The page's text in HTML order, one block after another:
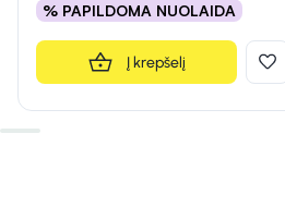
% PAPILDOMA NUOLAIDA
Į krepšelį